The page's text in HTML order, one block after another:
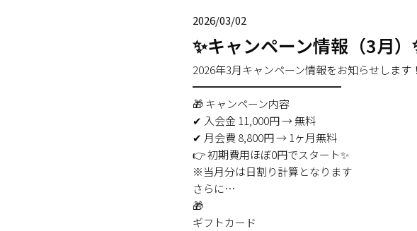
2026/03/02
✨キャンペーン情報（3月）
2026年3月キャンペーン情報をお知らせします
━━━━━━━━━━━━━━
🎁 キャンペーン内容
✔ 入会金 11,000円 → 無料
✔ 月会費 8,800円 → 1ヶ月無料
👉 初期費用ほぼ0円でスタート✨
※当月分は日割り計算となります
さらに…
🎁
ギフトカード